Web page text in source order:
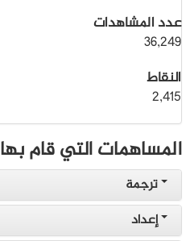
عدد المشاهدات
36,249
النقاط
2,415
المساهمات التي قام بها
ترجمة
إعداد